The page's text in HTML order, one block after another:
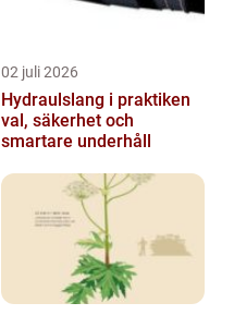
02 juli 2026
Hydraulslang i praktiken
val, säkerhet och
smartare underhåll